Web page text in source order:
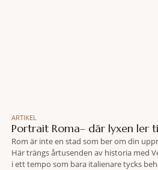
ARTIKEL
Portrait Roma– där lyxen ler
Rom är inte en stad som ber om din
Här trängs årtusenden av historia med
i ett tempo som bara italienare tycks